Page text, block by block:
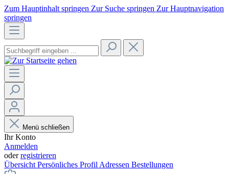
Zum Hauptinhalt springen Zur Suche springen Zur Hauptnavigation
springen
Menü schließen
Ihr Konto
Anmelden
oderregistrieren
Übersicht Persönliches Profil Adressen Bestellungen